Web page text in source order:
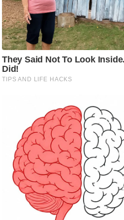
ली
वु
ड
हॉ
ली
वु
मी
क्षा
B
r